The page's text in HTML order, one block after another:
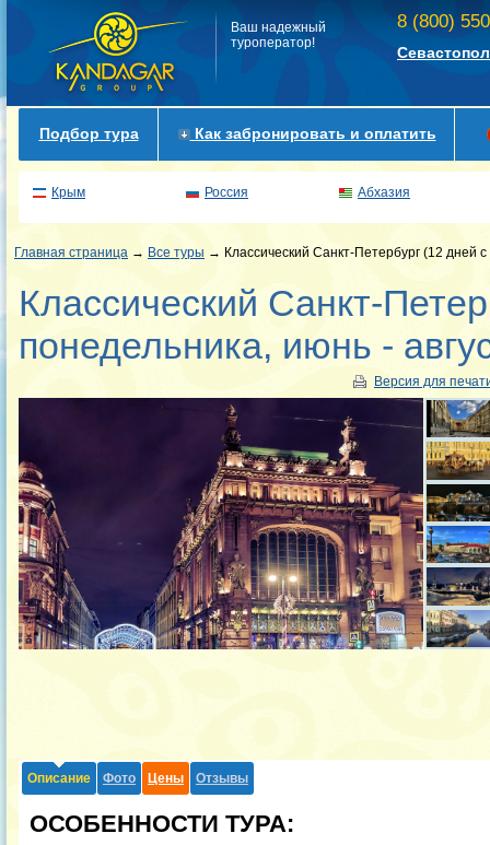
Ваш надежный
туроператор!
8 (800)
Подбор тура Как забронировать и оплатить
Крым Россия Абхазия
Главная страница → Все туры → Классический Санкт-Петербург (12 дней
Классический Санкт-
понедельника, июнь -
Версия для
Описание Фото Цены Отзывы
ОСОБЕННОСТИ ТУРА: